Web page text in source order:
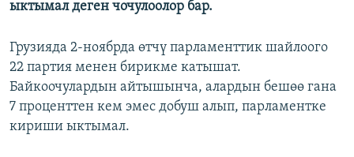
ыктымал деген чочулоолор бар.
Грузияда 2-ноябрда өтчү парламенттик шайлоого
22 партия менен бирикме катышат.
Байкоочулардын айтышынча, алардын бешөө гана
7 проценттен кем эмес добуш алып, парламентке
кириши ыктымал.